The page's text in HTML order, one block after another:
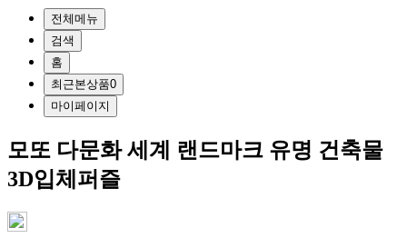
전체메뉴
검색
홈
최근본상품0
마이페이지
모또 다문화 세계 랜드마크 유명 건축물
3D입체퍼즐